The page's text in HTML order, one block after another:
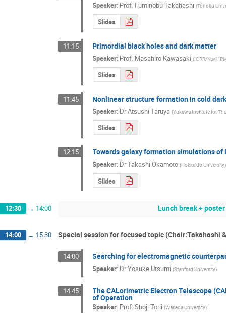
Speaker: Prof. Fuminobu Takahashi (Tohoku
Slides
11:15 Primordial black holes and dark matter
Speaker: Prof. Masahiro Kawasaki (ICRR/Kavli
Slides
11:45 Nonlinear structure formation in cold
Speaker: DrAtsushi Taruya (Yukawa Institute for
Slides
12:15 Towards galaxy formation simulations
Speaker: DrTakashi Okamoto (Hokkaido University)
Slides
12:30 → 14:00 Lunch break +
14:00 → 15:30 Special session for focused topic (Chair:Takahashi
14:00 Searching for electromagnetic
Speaker: DrYosuke Utsumi (Stanford University)
14:45 The CALorimetric Electron Telescope
of Operation
Speaker: Prof.Shoji Torii (Waseda University)